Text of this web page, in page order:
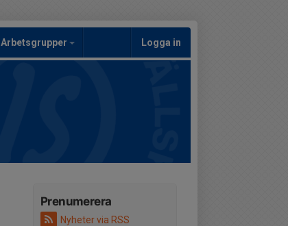
Arbetsgrupper Logga in
Prenumerera
Nyheter via RSS